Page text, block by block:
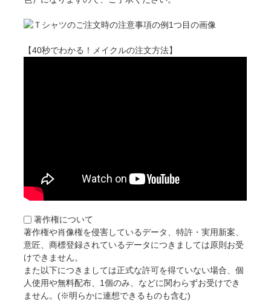
【40秒でわかる！メイクルの注文方法】
著作権について
著作権や肖像権を侵害しているデータ、特許・実用新案、
意匠、商標登録されているデータにつきましては原則お受
けできません。
また以下につきましては正式な許可を得ていない場合、個
人使用や無料配布、1個のみ、などに関わらずお受けでき
ません。(※明らかに連想できるものも含む)